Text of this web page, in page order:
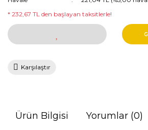
* 232,67 TL den başlayan taksitlerle!
Karşılaştır
Ürün Bilgisi Yorumlar (0)